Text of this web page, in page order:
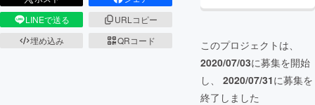
LINEで送る
URLコピー
埋め込み
QRコード
このプロジェクトは、
2020/07/03に募集を開始
し、 2020/07/31に募集を
終了しました